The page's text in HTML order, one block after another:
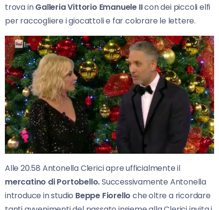
trova inGalleria Vittorio Emanuele IIcon dei piccoli elfi
per raccogliere i giocattoli e far colorare le lettere.
Alle 20.58 Antonella Clerici apre ufficialmente il
mercatino di Portobello.Successivamente Antonella
introduce in studio Beppe Fiorelloche oltre a ricordare